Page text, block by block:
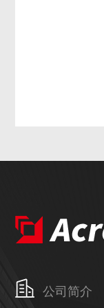
公司简介